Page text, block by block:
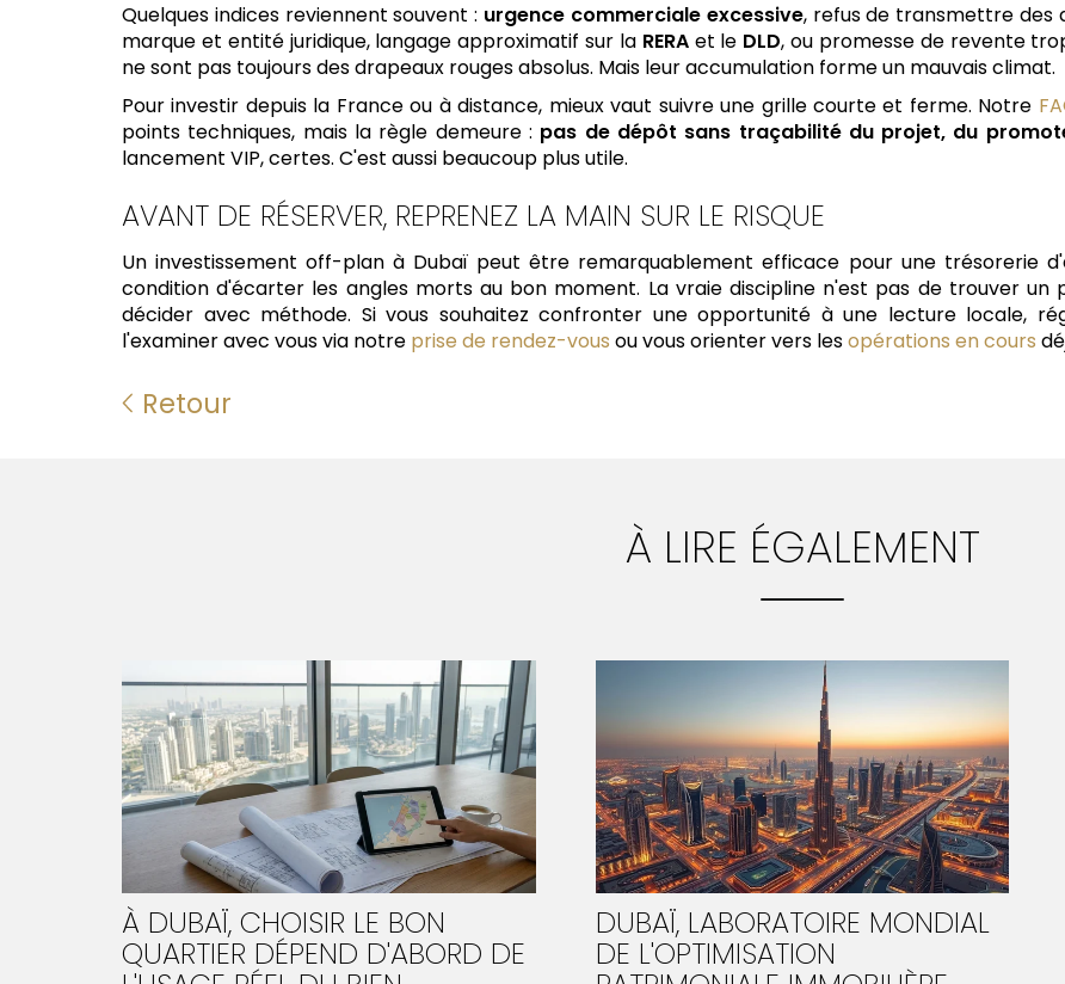
Quelques indices reviennent souvent : urgence commerciale excessive, refus de transmettre des
marque et entité juridique, langage approximatif sur la RERAet le DLD, ou promesse de revente
ne sont pas toujours des drapeaux rouges absolus. Mais leur accumulation forme un mauvais climat.
Pour investir depuis la France ou à distance, mieux vaut suivre une grille courte et ferme. Notre
points techniques, mais la règle demeure : pas de dépôt sans traçabilité du projet, du
lancement VIP, certes. C'est aussi beaucoup plus utile.
AVANT DE RÉSERVER, REPRENEZ LA MAIN SUR LE RISQUE
Un investissement off-plan à Dubaï peut être remarquablement efficace pour une trésorerie
condition d'écarter les angles morts au bon moment. La vraie discipline n'est pas de trouver
décider avec méthode. Si vous souhaitez confronter une opportunité à une lecture locale,
l'examiner avec vous via notre prise de rendez-vous ou vous orienter vers lesopérations en cours
Retour
À LIRE ÉGALEMENT
À DUBAÏ, CHOISIR LE BON
QUARTIER DÉPEND D'ABORD DE
DUBAÏ, LABORATOIRE MONDIAL
DE L'OPTIMISATION